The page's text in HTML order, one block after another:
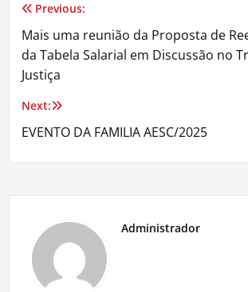
Navegação
de
Post
Previous:
Mais uma reunião da Proposta de
da Tabela Salarial em Discussão no
Justiça
Next:
EVENTO DA FAMILIA AESC/2025
Administrador